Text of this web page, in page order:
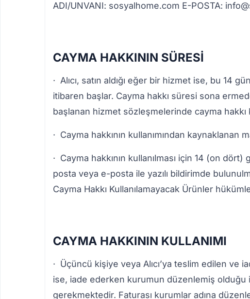
ADI/UNVANI: sosyalhome.com E-POSTA:
CAYMA HAKKININ SÜRESİ
· Alıcı, satın aldığı eğer bir hizmet ise, bu 14
itibaren başlar. Cayma hakkı süresi sona
başlanan hizmet sözleşmelerinde cayma hakkı
· Cayma hakkının kullanımından kaynaklanan
· Cayma hakkının kullanılması için 14 (on
posta veya e-posta ile yazılı bildirimde
Cayma Hakkı Kullanılamayacak Ürünler
CAYMA HAKKININ KULLANIMI
· Üçüncü kişiye veya Alıcı’ya teslim edilen
ise, iade ederken kurumun düzenlemiş olduğu
gerekmektedir. Faturası kurumlar adına